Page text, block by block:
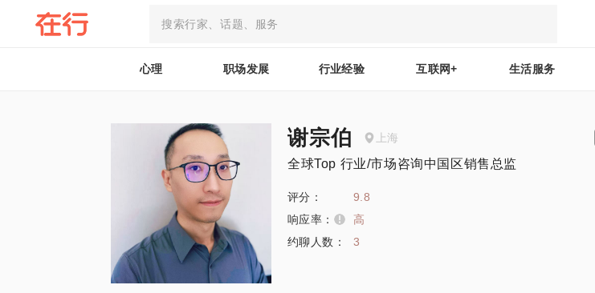
心理 职场发展 行业经验 互联网+ 生活服务
谢宗伯 上海
全球Top 行业/市场咨询中国区销售总监
评分：
9.8
响应率：
高
约聊人数：
3